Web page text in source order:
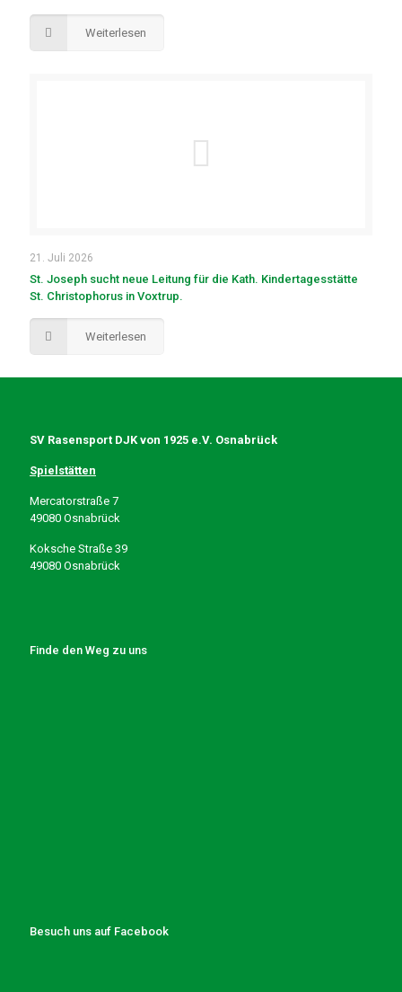
Weiterlesen
21. Juli 2026
St. Joseph sucht neue Leitung für die Kath. Kindertagesstätte
St. Christophorus in Voxtrup.
Weiterlesen
SV Rasensport DJK von 1925 e.V. Osnabrück
Spielstätten
Mercatorstraße 7
49080 Osnabrück
Koksche Straße 39
49080 Osnabrück
Finde den Weg zu uns
Besuch uns auf Facebook